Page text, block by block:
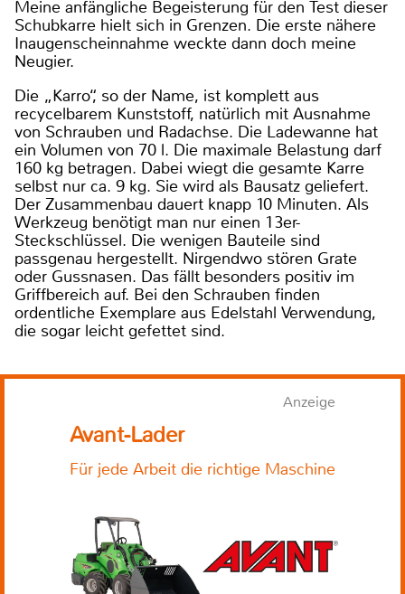
Meine anfängliche Begeisterung für den Test dieser
Schubkarre hielt sich in Grenzen. Die erste nähere
Inaugenscheinnahme weckte dann doch meine
Neugier.
Die „Karro“, so der Name, ist komplett aus
recycelbarem Kunststoff, natürlich mit Ausnahme
von Schrauben und Radachse. Die Ladewanne hat
ein Volumen von 70 l. Die maximale Belastung darf
160 kg betragen. Dabei wiegt die gesamte Karre
selbst nur ca. 9 kg. Sie wird als Bausatz geliefert.
Der Zusammenbau dauert knapp 10 Minuten. Als
Werkzeug benötigt man nur einen 13er-
Steckschlüssel. Die wenigen Bauteile sind
passgenau hergestellt. Nirgendwo stören Grate
oder Gussnasen. Das fällt besonders positiv im
Griffbereich auf. Bei den Schrauben finden
ordentliche Exemplare aus Edelstahl Verwendung,
die sogar leicht gefettet sind.
Anzeige
Avant-Lader
Für jede Arbeit die richtige Maschine